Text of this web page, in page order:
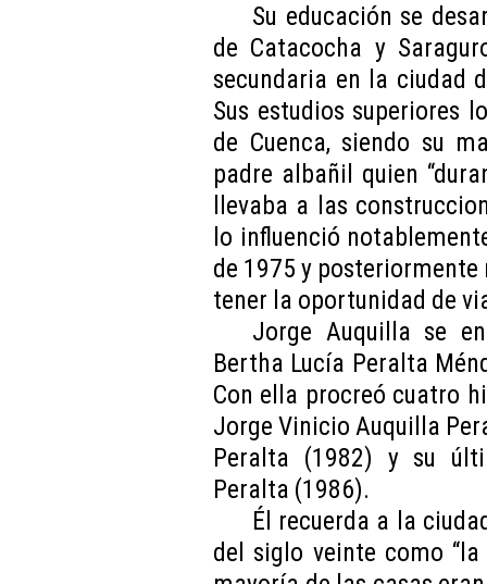
Su educación se
de Catacocha y
secundaria en la ciudad
Sus estudios superiores
de Cuenca, siendo su
padre albañil quien
llevaba a las
lo influenció
de 1975 y
tener la oportunidad de
Jorge Auquilla se
Bertha Lucía Peralta
Con ella procreó cuatro
Jorge Vinicio Auquilla
Peralta (1982) y su
Peralta (1986).
Él recuerda a la
del siglo veinte como